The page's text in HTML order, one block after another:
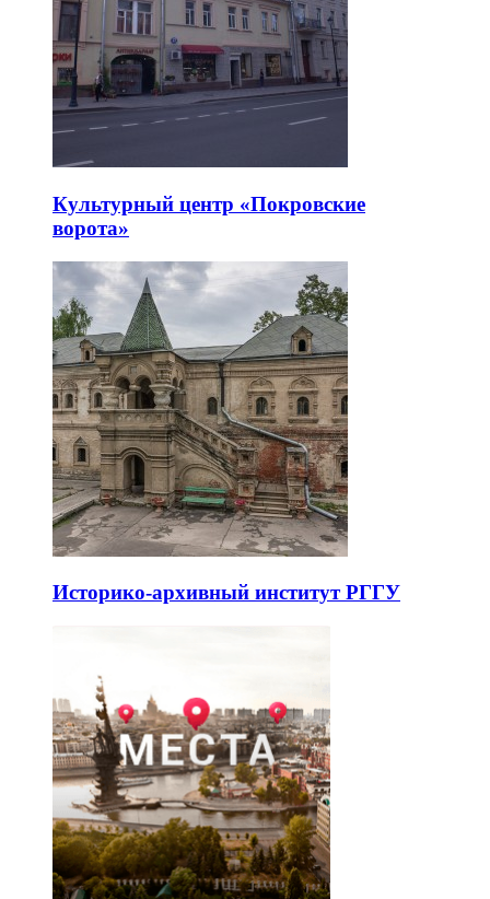
Культурный центр «Покровские
ворота»
Историко-архивный институт РГГУ